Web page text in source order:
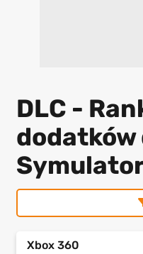
DLC -
dodatków
Xbox 360